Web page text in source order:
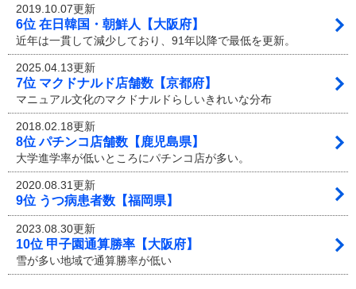
2019.10.07更新
6位 在日韓国・朝鮮人【大阪府】
近年は一貫して減少しており、91年以降で最低を更新。
2025.04.13更新
7位 マクドナルド店舗数【京都府】
マニュアル文化のマクドナルドらしいきれいな分布
2018.02.18更新
8位 パチンコ店舗数【鹿児島県】
大学進学率が低いところにパチンコ店が多い。
2020.08.31更新
9位 うつ病患者数【福岡県】
2023.08.30更新
10位 甲子園通算勝率【大阪府】
雪が多い地域で通算勝率が低い